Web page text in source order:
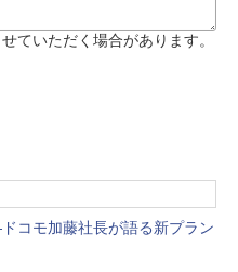
ていただく場合があります。
コモ加藤社長が語る新プラン